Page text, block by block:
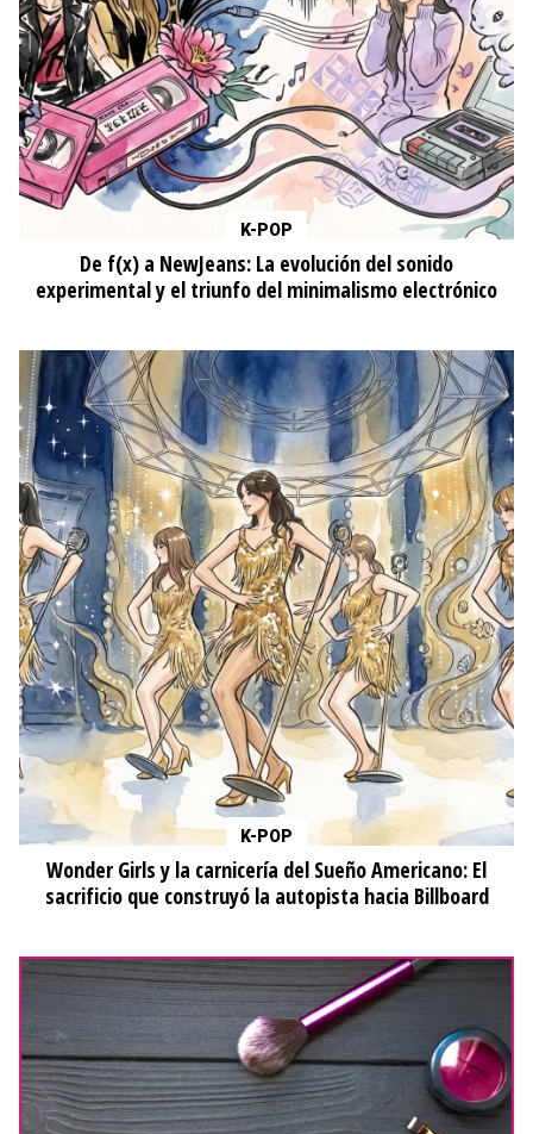
K-POP
De f(x) a NewJeans: La evolución del sonido
experimental y el triunfo del minimalismo electrónico
K-POP
Wonder Girls y la carnicería del Sueño Americano: El
sacrificio que construyó la autopista hacia Billboard